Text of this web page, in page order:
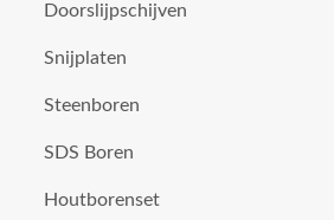
Doorslijpschijven
Snijplaten
Steenboren
SDS Boren
Houtborenset